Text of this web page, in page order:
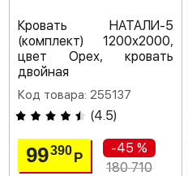
Кровать НАТАЛИ-5
(комплект) 1200х2000,
цвет Орех, кровать
двойная
Код товара: 255137
(4.5)
99390Р
-45 %
180 710